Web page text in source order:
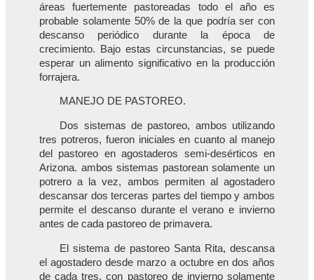
áreas fuertemente pastoreadas todo el año es
probable solamente 50% de la que podría ser con
descanso periódico durante la época de
crecimiento. Bajo estas circunstancias, se puede
esperar un alimento significativo en la producción
forrajera.
MANEJO DE PASTOREO.
Dos sistemas de pastoreo, ambos utilizando
tres potreros, fueron iniciales en cuanto al manejo
del pastoreo en agostaderos semi-desérticos en
Arizona. ambos sistemas pastorean solamente un
potrero a la vez, ambos permiten al agostadero
descansar dos terceras partes del tiempo y ambos
permite el descanso durante el verano e invierno
antes de cada pastoreo de primavera.
El sistema de pastoreo Santa Rita, descansa
el agostadero desde marzo a octubre en dos años
de cada tres, con pastoreo de invierno solamente